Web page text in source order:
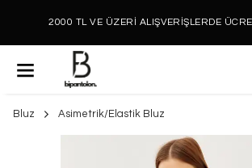
2000 TL VE ÜZERİ ALIŞVERİŞLERDE
Bluz Asimetrik/Elastik Bluz